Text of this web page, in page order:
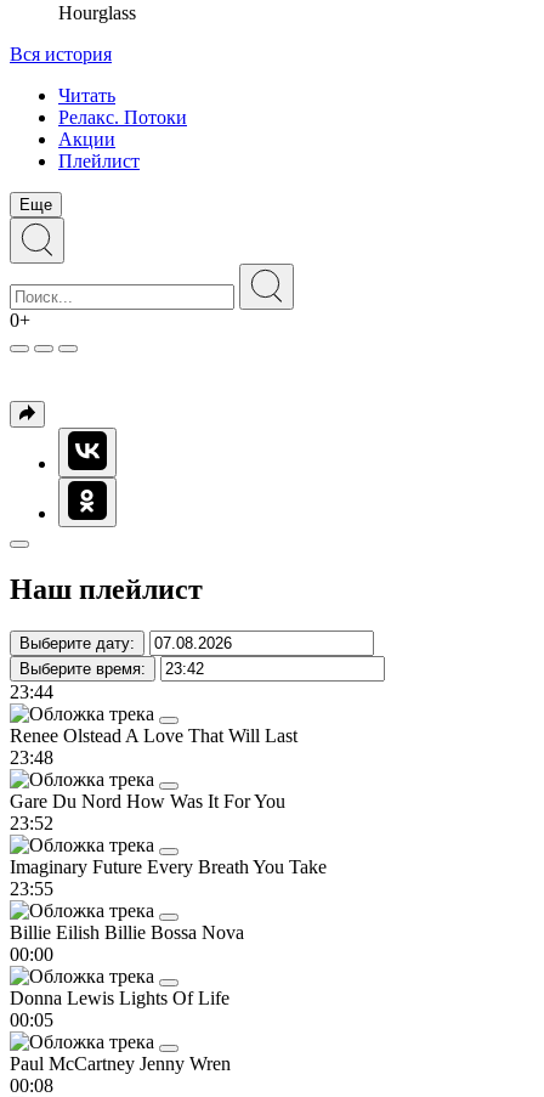
Hourglass
Вся история
Читать
Релакс. Потоки
Акции
Плейлист
Еще
0+
Наш плейлист
Выберите дату:
Выберите время:
23:44
Renee Olstead A Love That Will Last
23:48
Gare Du Nord How Was It For You
23:52
Imaginary Future Every Breath You Take
23:55
Billie Eilish Billie Bossa Nova
00:00
Donna Lewis Lights Of Life
00:05
Paul McCartney Jenny Wren
00:08